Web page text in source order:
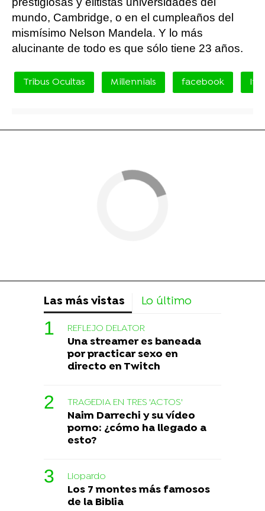
mundo, Cambridge, o en el cumpleaños del
mismísimo Nelson Mandela. Y lo más
alucinante de todo es que sólo tiene 23 años.
Tribus Ocultas Millennials facebook
Las más vistas Lo último
REFLEJO DELATOR
Una streamer es baneada
por practicar sexo en
directo en Twitch
TRAGEDIA EN TRES 'ACTOS'
Naim Darrechi y su vídeo
porno: ¿cómo ha llegado a
esto?
Liopardo
Los 7 montes más famosos
de la Biblia